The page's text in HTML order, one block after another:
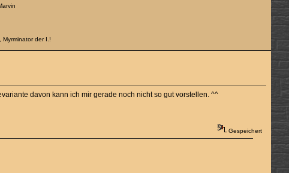
der I.!
davon kann ich mir gerade noch nicht so gut vorstellen. ^^
Gespeichert